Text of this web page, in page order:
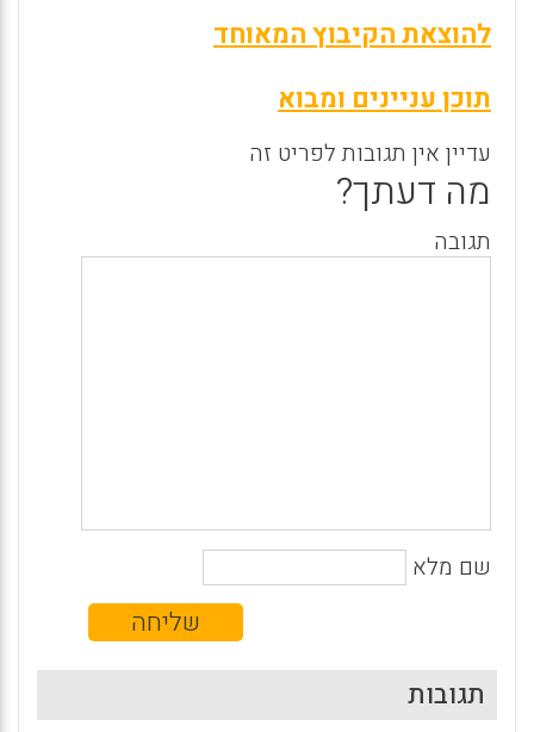
להוצאת הקיבוץ המאוחד
תוכן עניינים ומבוא
עדיין אין תגובות לפריט זה
מה דעתך?
תגובה
שם מלא
תגובות